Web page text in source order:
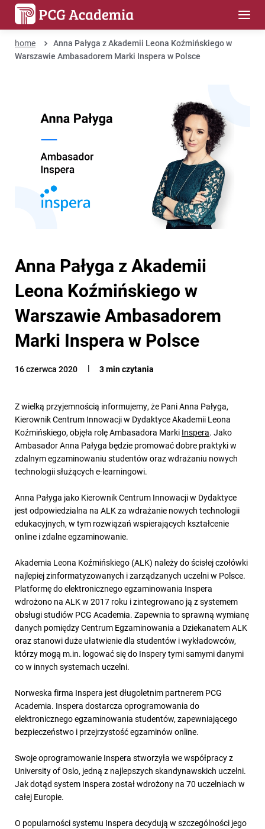
home
Anna Pałyga z Akademii Leona Koźmińskiego w
Warszawie Ambasadorem Marki Inspera w Polsce
Anna Pałyga z Akademii
Leona Koźmińskiego w
Warszawie Ambasadorem
Marki Inspera w Polsce
16 czerwca 2020 3 min czytania
Z wielką przyjemnością informujemy, że Pani Anna Pałyga,
Kierownik Centrum Innowacji w Dydaktyce Akademii Leona
Koźmińskiego, objęła rolę Ambasadora Marki Inspera. Jako
Ambasador Anna Pałyga będzie promować dobre praktyki w
zdalnym egzaminowaniu studentów oraz wdrażaniu nowych
technologii służących e-learningowi.
Anna Pałyga jako Kierownik Centrum Innowacji w Dydaktyce
jest odpowiedzialna na ALK za wdrażanie nowych technologii
edukacyjnych, w tym rozwiązań wspierających kształcenie
online i zdalne egzaminowanie.
Akademia Leona Koźmińskiego (ALK) należy do ścisłej czołówki
najlepiej zinformatyzowanych i zarządzanych uczelni w Polsce.
Platformę do elektronicznego egzaminowania Inspera
wdrożono na ALK w 2017 roku i zintegrowano ją z systemem
obsługi studiów PCG Academia. Zapewnia to sprawną wymianę
danych pomiędzy Centrum Egzaminowania a Dziekanatem ALK
oraz stanowi duże ułatwienie dla studentów i wykładowców,
którzy mogą m.in. logować się do Inspery tymi samymi danymi
co w innych systemach uczelni.
Norweska firma Inspera jest długoletnim partnerem PCG
Academia. Inspera dostarcza oprogramowania do
elektronicznego egzaminowania studentów, zapewniającego
bezpieczeństwo i przejrzystość egzaminów online.
Swoje oprogramowanie Inspera stworzyła we współpracy z
University of Oslo, jedną z najlepszych skandynawskich uczelni.
Jak dotąd system Inspera został wdrożony na 70 uczelniach w
całej Europie.
O popularności systemu Inspera decydują w szczególności jego